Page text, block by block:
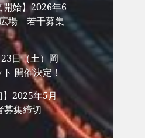
開始】2026年6
場 若干募集
日（土）岡
開催決定！
】2025年5月
募集締切